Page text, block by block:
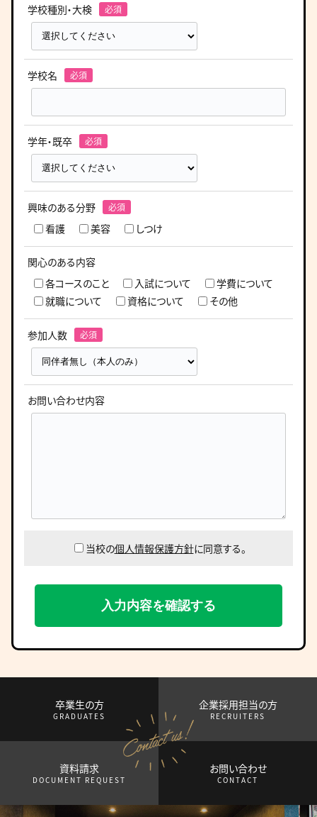
学校種別・大検
学校名
学年・既卒
興味のある分野
看護
美容 しつけ
関心のある内容
各コースのこと
入試について
学費について
就職について
資格について その他
参加人数
お問い合わせ内容
当校の個人情報保護方針に同意する。
卒業生の方
GRADUATES
企業採用担当の方
RECRUITERS
資料請求
DOCUMENT REQUEST
お問い合わせ
CONTACT